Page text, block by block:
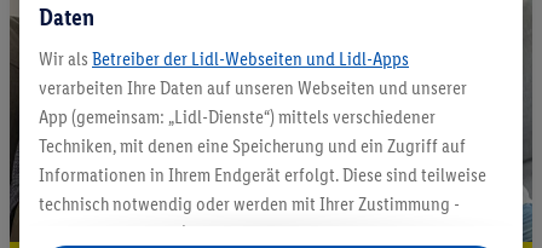
Daten
Wir als Betreiber der Lidl-Webseiten und Lidl-Apps
verarbeiten Ihre Daten auf unseren Webseiten und unserer
App (gemeinsam: „Lidl-Dienste“) mittels verschiedener
Techniken, mit denen eine Speicherung und ein Zugriff auf
Informationen in Ihrem Endgerät erfolgt. Diese sind teilweise
technisch notwendig oder werden mit Ihrer Zustimmung -
auch durch Partner (u.a.